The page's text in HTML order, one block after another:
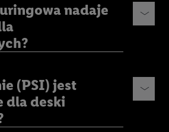
nadaje
(PSI) jest
dla deski